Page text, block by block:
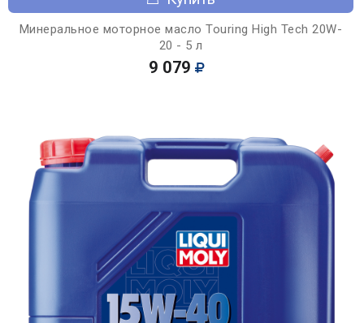
Минеральное моторное масло Touring High Tech 20W-
20 - 5 л
9 079